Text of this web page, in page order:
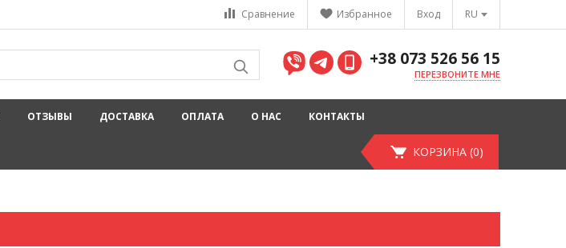
RU
Вход
Избранное
Сравнение
+38 073 526 56 15
ПЕРЕЗВОНИТЕ МНЕ
ОТЗЫВЫ ДОСТАВКА ОПЛАТА О НАС КОНТАКТЫ
КОРЗИНА (0)